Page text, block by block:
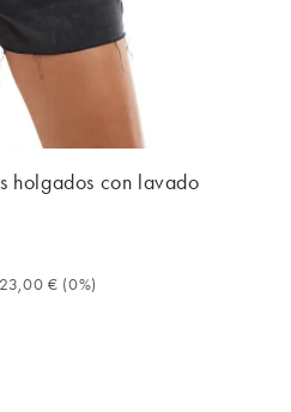
holgados con lavado
últimos 30 días 23,00 € (0%).
€ (0%)